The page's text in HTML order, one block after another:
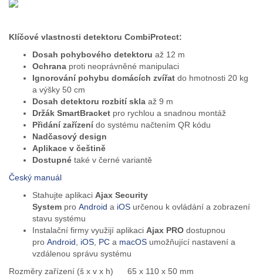
Klíčové vlastnosti detektoru CombiProtect:
Dosah pohybového detektoru až 12 m
Ochrana proti neoprávněné manipulaci
Ignorování pohybu domácích zvířat do hmotnosti 20 kg
a výšky 50 cm
Dosah detektoru rozbití skla až 9 m
Držák SmartBracket pro rychlou a snadnou montáž
Přidání zařízenído systému načtením QR kódu
Nadčasový design
Aplikace v češtině
Dostupné také v černé variantě
Český manuál
Stahujte aplikaci Ajax Security
System pro Android a iOS určenou k ovládání a zobrazení
stavu systému
Instalační firmy využijí aplikaci Ajax PRO dostupnou
pro Android, iOS, PC a macOS umožňující nastavení a
vzdálenou správu systému
Rozměry zařízení (š x v x h) 65 x 110 x 50 mm